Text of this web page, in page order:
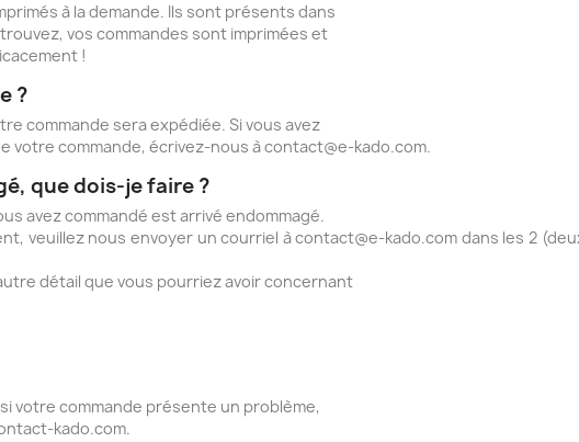
à la demande. Ils sont présents dans
vos commandes sont imprimées et
!
?
commande sera expédiée. Si vous avez
commande, écrivez-nous à contact@e-kado.com.
que dois-je faire ?
avez commandé est arrivé endommagé.
veuillez nous envoyer un courriel à contact@e-kado.com dans les 2
détail que vous pourriez avoir concernant
votre commande présente un problème,
kado.com.